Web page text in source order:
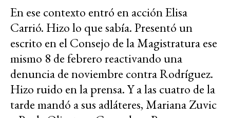
En ese contexto entró en acción Elisa
Carrió. Hizo lo que sabía. Presentó un
escrito en el Consejo de la Magistratura ese
mismo 8 de febrero reactivando una
denuncia de noviembre contra Rodríguez.
Hizo ruido en la prensa. Y a las cuatro de la
tarde mandó a sus adláteres, Mariana Zuvic